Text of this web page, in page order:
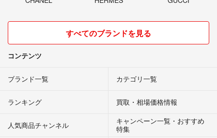
すべてのブランドを見る
コンテンツ
ブランド一覧 カテゴリ一覧
ランキング 買取・相場価格情報
人気商品チャンネル
キャンペーン一覧・おすすめ
特集